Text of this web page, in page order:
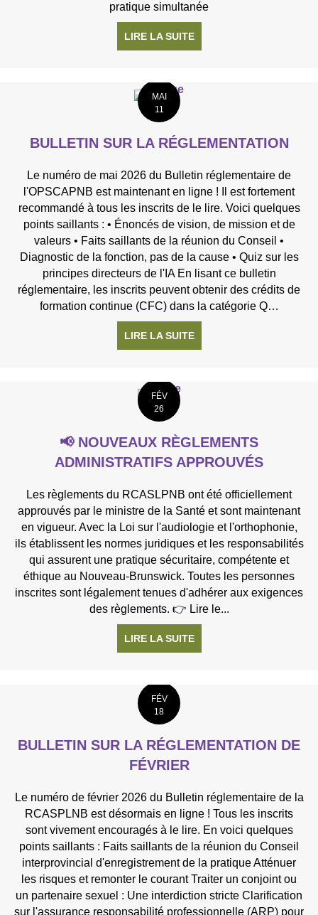
pratique simultanée
LIRE LA SUITEÀ PROPOS DE MISE À
MAI
11
BULLETIN SUR LA RÉGLEMENTATION
Le numéro de mai 2026 du Bulletin réglementaire de
l'OPSCAPNB est maintenant en ligne ! Il est fortement
recommandé à tous les inscrits de le lire. Voici quelques
points saillants : • Énoncés de vision, de mission et de
valeurs • Faits saillants de la réunion du Conseil •
Diagnostic de la fonction, pas de la cause • Quiz sur les
principes directeurs de l'IA En lisant ce bulletin
réglementaire, les inscrits peuvent obtenir des crédits de
formation continue (CFC) dans la catégorie Q…
LIRE LA SUITEÀ PROPOS DE
FÉV
26
📢 NOUVEAUX RÈGLEMENTS
ADMINISTRATIFS APPROUVÉS
Les règlements du RCASLPNB ont été officiellement
approuvés par le ministre de la Santé et sont maintenant
en vigueur. Avec la Loi sur l'audiologie et l'orthophonie,
ils établissent les normes juridiques et les responsabilités
qui assurent une pratique sécuritaire, compétente et
éthique au Nouveau-Brunswick. Toutes les personnes
inscrites sont légalement tenues d'adhérer aux exigences
des règlements. 👉 Lire le...
LIRE LA SUITEÀ PROPOS DE 📢
FÉV
18
BULLETIN SUR LA RÉGLEMENTATION DE
FÉVRIER
Le numéro de février 2026 du Bulletin réglementaire de la
RCASPLNB est désormais en ligne ! Tous les inscrits
sont vivement encouragés à le lire. En voici quelques
points saillants : Faits saillants de la réunion du Conseil
interprovincial d'enregistrement de la pratique Atténuer
les risques et remonter le courant Traiter un conjoint ou
un partenaire sexuel : Une interdiction stricte Clarification
sur l'assurance responsabilité professionnelle (ARP) pour